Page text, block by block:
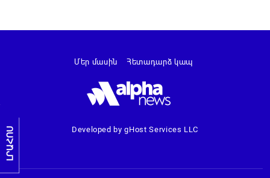
ԼՐԱՀՈՍ Developed by gHost Services LLC
Մեր մասին Հետադարձ կապ